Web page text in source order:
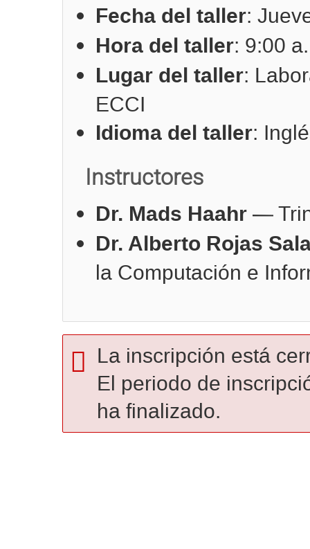
Fecha del taller:
Hora del taller: 9:00
Lugar del taller:
ECCI
Idioma del taller:
Instructores
Dr. Mads Haahr —
Dr. Alberto Rojas
la Computación e
La inscripción está
El periodo de
ha finalizado.